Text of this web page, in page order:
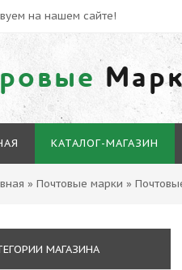
на нашем сайте!
КАТАЛОГ-МАГАЗИН
» Почтовые марки »
МАГАЗИНА